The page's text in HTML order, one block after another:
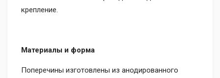
крепление.
Материалы и форма
Поперечины изготовлены из анодированного